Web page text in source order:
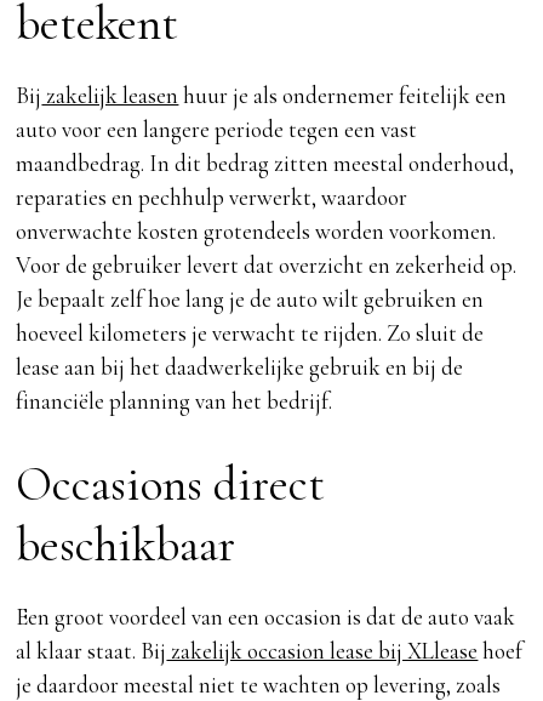
betekent
Bij zakelijk leasen huur je als ondernemer feitelijk een
auto voor een langere periode tegen een vast
maandbedrag. In dit bedrag zitten meestal onderhoud,
reparaties en pechhulp verwerkt, waardoor
onverwachte kosten grotendeels worden voorkomen.
Voor de gebruiker levert dat overzicht en zekerheid op.
Je bepaalt zelf hoe lang je de auto wilt gebruiken en
hoeveel kilometers je verwacht te rijden. Zo sluit de
lease aan bij het daadwerkelijke gebruik en bij de
financiële planning van het bedrijf.
Occasions direct
beschikbaar
Een groot voordeel van een occasion is dat de auto vaak
al klaar staat. Bij zakelijk occasion lease bij XLlease hoef
je daardoor meestal niet te wachten op levering, zoals